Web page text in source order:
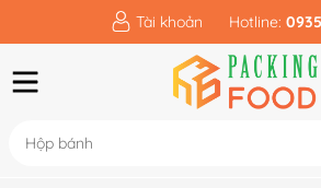
Tài khoản Hotline: